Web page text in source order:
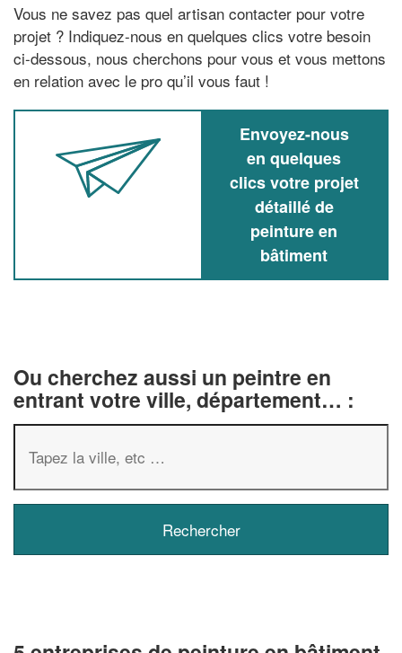
Vous ne savez pas quel artisan contacter pour votre
projet ? Indiquez-nous en quelques clics votre besoin
ci-dessous, nous cherchons pour vous et vous mettons
en relation avec le pro qu’il vous faut !
Envoyez-nous
en quelques
clics votre projet
détaillé de
peinture en
bâtiment
Ou cherchez aussi un peintre en
entrant votre ville, département… :